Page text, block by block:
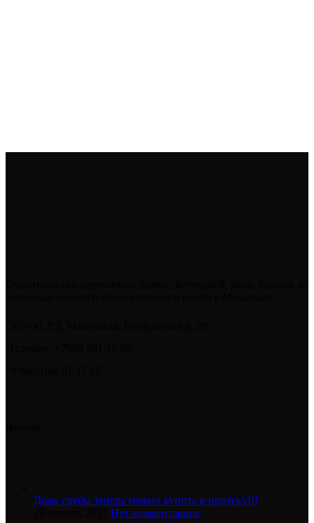
Дома срубы теперь можно купить в ипотеку!!!
Нет комментариев